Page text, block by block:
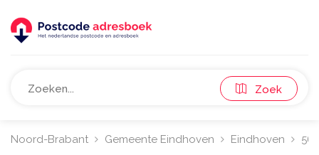
Zoek
Noord-Brabant Gemeente Eindhoven Eindhoven